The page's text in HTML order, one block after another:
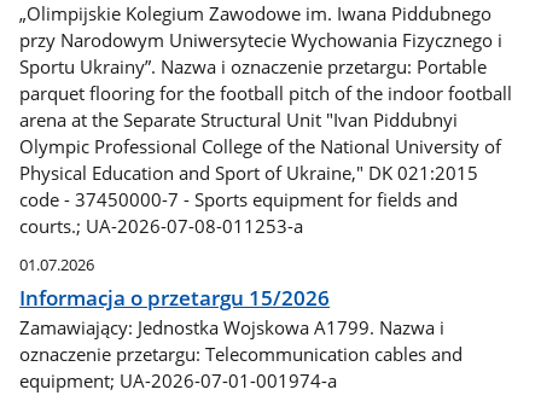
„Olimpijskie Kolegium Zawodowe im. Iwana Piddubnego
przy Narodowym Uniwersytecie Wychowania Fizycznego i
Sportu Ukrainy”. Nazwa i oznaczenie przetargu: Portable
parquet flooring for the football pitch of the indoor football
arena at the Separate Structural Unit "Ivan Piddubnyi
Olympic Professional College of the National University of
Physical Education and Sport of Ukraine," DK 021:2015
code - 37450000-7 - Sports equipment for fields and
courts.; UA-2026-07-08-011253-a
01.07.2026
Informacja o przetargu 15/2026
Zamawiający: Jednostka Wojskowa A1799. Nazwa i
oznaczenie przetargu: Telecommunication cables and
equipment; UA-2026-07-01-001974-a